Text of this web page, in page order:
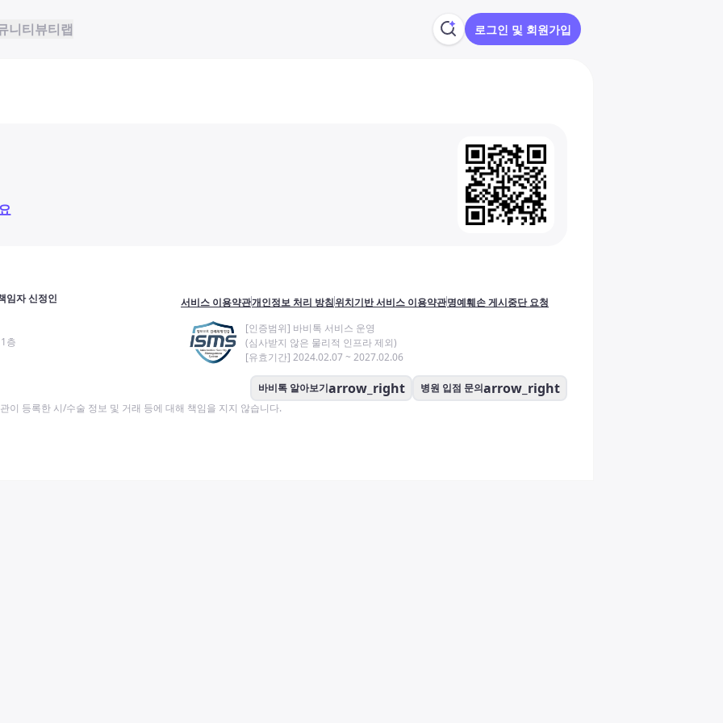
니티뷰티랩 로그인 및 회원가입
임자 신정인
층
서비스 이용약관개인정보 처리 방침위치기반 서비스 이용약관명예훼손 게시중단 요청
[인증범위] 바비톡 서비스 운영
(심사받지 않은 물리적 인프라 제외)
[유효기간] 2024.02.07 ~ 2027.02.06
바비톡 알아보기arrow_right 병원 입점 문의arrow_right
이 등록한 시/수술 정보 및 거래 등에 대해 책임을 지지 않습니다.